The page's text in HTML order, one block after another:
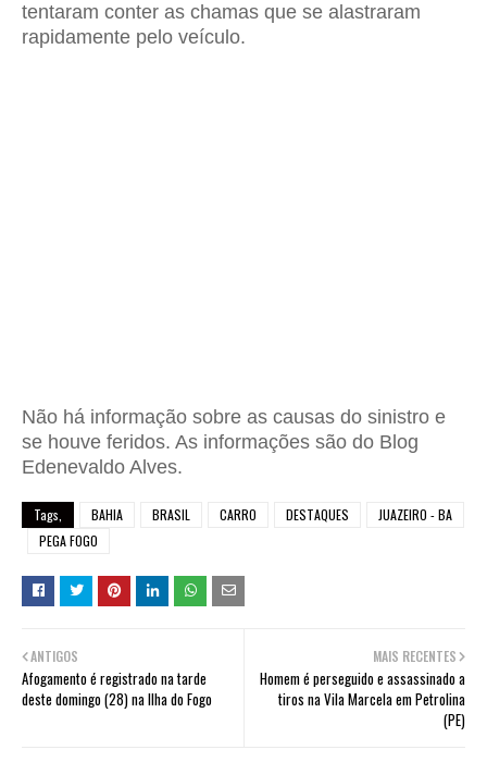
tentaram conter as chamas que se alastraram
rapidamente pelo veículo.
Não há informação sobre as causas do sinistro e
se houve feridos. As informações são do Blog
Edenevaldo Alves.
Tags, BAHIA BRASIL CARRO DESTAQUES
JUAZEIRO - BA
PEGA FOGO
MAIS RECENTES
Homem é perseguido e assassinado a
tiros na Vila Marcela em Petrolina
(PE)
ANTIGOS
Afogamento é registrado na tarde
deste domingo (28) na Ilha do Fogo